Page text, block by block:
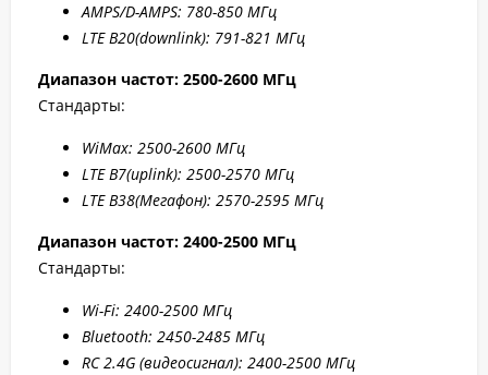
AMPS/D-AMPS: 780-850 МГц
LTE B20(downlink): 791-821 МГц
Диапазон частот: 2500-2600 МГц
Стандарты:
WiMax: 2500-2600 МГц
LTE B7(uplink): 2500-2570 МГц
LTE B38(Мегафон): 2570-2595 МГц
Диапазон частот: 2400-2500 МГц
Стандарты:
Wi-Fi: 2400-2500 МГц
Bluetooth: 2450-2485 МГц
RC 2.4G (видеосигнал): 2400-2500 МГц